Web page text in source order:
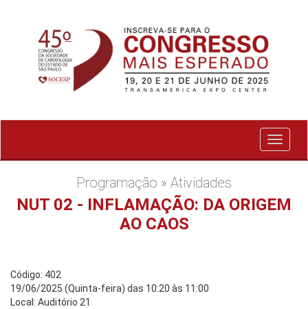
Exibir
menu
Programação » Atividades
NUT 02 - INFLAMAÇÃO: DA ORIGEM
AO CAOS
Código: 402
19/06/2025 (Quinta-feira) das 10:20 às 11:00
Local: Auditório 21